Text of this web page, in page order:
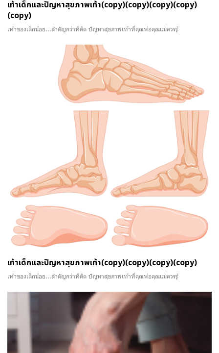
เท้าเด็กและปัญหาสุขภาพเท้า(copy)(copy)(copy)(copy)
(copy)
เท้าของเด็กน้อย...สำคัญกว่าที่คิด ปัญหาสุขภาพเท้าที่คุณพ่อคุณแม่ควรรู้
เท้าเด็กและปัญหาสุขภาพเท้า(copy)(copy)(copy)(copy)
เท้าของเด็กน้อย...สำคัญกว่าที่คิด ปัญหาสุขภาพเท้าที่คุณพ่อคุณแม่ควรรู้